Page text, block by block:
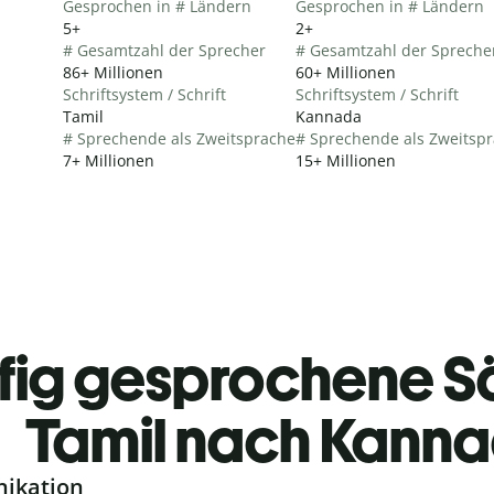
Gesprochen in # Ländern
5+
# Gesamtzahl der Sprecher
86+ Millionen
Schriftsystem / Schrift
Tamil
# Sprechende als Zweitsprache
7+ Millionen
Gesprochen in # Ländern
2+
# Gesamtzahl der
60+ Millionen
Schriftsystem / Schrift
Kannada
# Sprechende als
15+ Millionen
gesprochene
Tamil nach